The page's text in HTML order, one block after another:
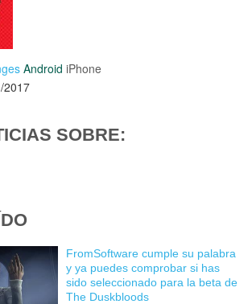
Android iPhone
2017
SOBRE:
FromSoftware cumple su palabra
y ya puedes comprobar si has
sido seleccionado para la beta de
The Duskbloods